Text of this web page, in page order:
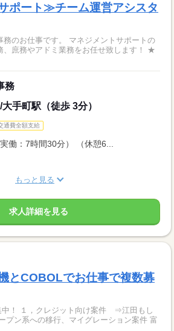
ポート≫チーム運営アシスタ
務のお仕事です。 マネジメントサポートの
庶務やアドミ業務をお任せ致します！ ★
務
手町駅（徒歩 3分）
通費全額支給
働：7時間30分） （休憩6...
もっと見る
求人詳細を見る
とCOBOLでお仕事で複数募
江田もし
プン系への移行、マイグレーション案件 富